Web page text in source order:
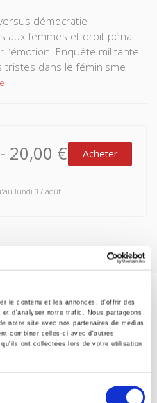
le contenu et les annonces, d'offrir des
d'analyser notre trafic. Nous partageons
notre site avec nos partenaires de médias
combiner celles-ci avec d'autres
ont collectées lors de votre utilisation
démocratie
aux femmes et droit pénal :
Enquête militante
tristes dans le féminisme
- 20,00 € Acheter
lundi 17 août